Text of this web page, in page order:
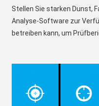
Stellen Sie starken Dunst,
Analyse-Software zur
betreiben kann, um